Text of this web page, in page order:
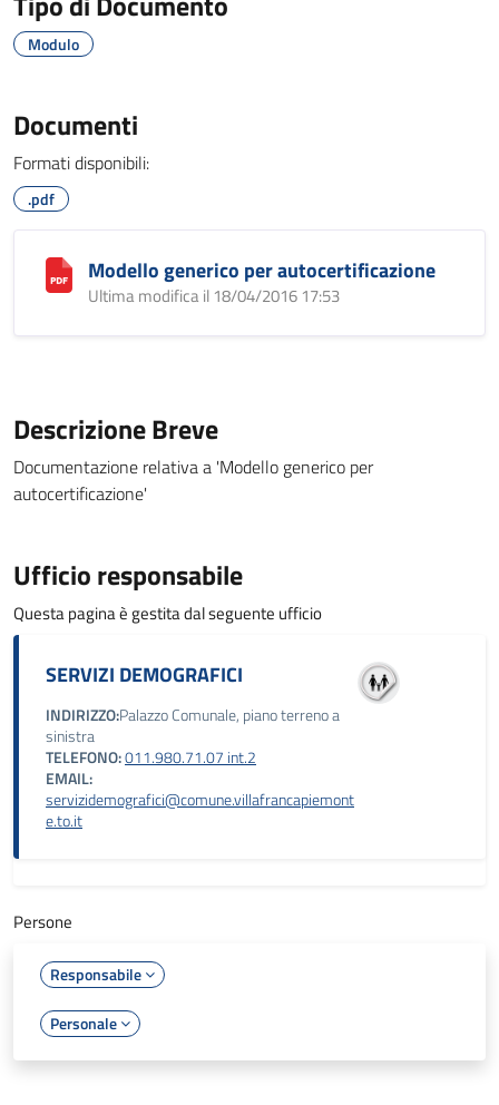
Modulo
Documenti
Formati disponibili:
.pdf
Modello generico per autocertificazione
Ultima modifica il 18/04/2016 17:53
Descrizione Breve
Documentazione relativa a 'Modello generico per
autocertificazione'
Ufficio responsabile
Questa pagina è gestita dal seguente ufficio
SERVIZI DEMOGRAFICI
INDIRIZZO:Palazzo Comunale, piano terreno a
sinistra
TELEFONO:011.980.71.07 int.2
EMAIL:
servizidemografici@comune.villafrancapiemont
e.to.it
Persone
Responsabile
Personale